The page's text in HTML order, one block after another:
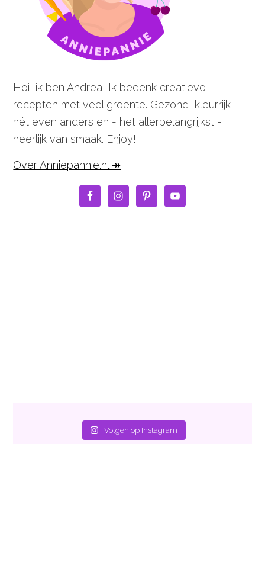
Hoi, ik ben Andrea! Ik bedenk creatieve
recepten met veel groente. Gezond, kleurrijk,
nét even anders en - het allerbelangrijkst -
heerlijk van smaak. Enjoy!
Over Anniepannie.nl ↠
Volgen op Instagram